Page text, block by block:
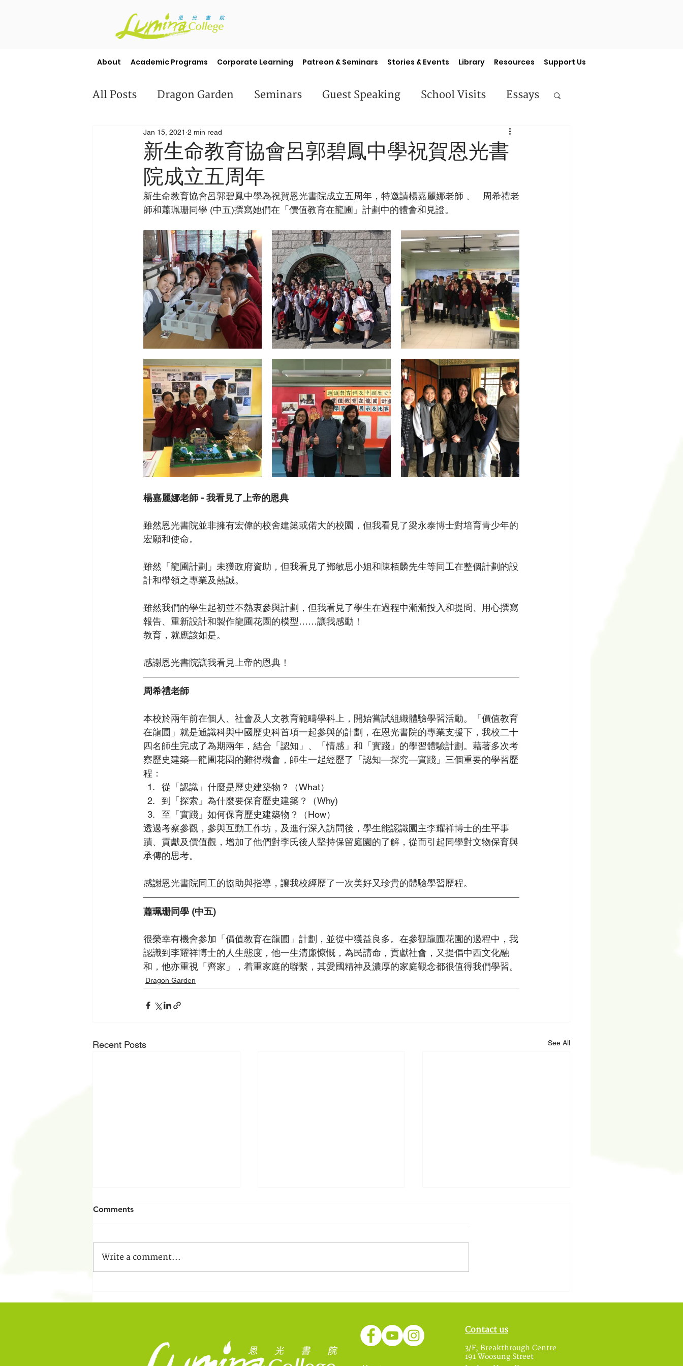
About Academic Programs Corporate Learning Patreon & Seminars Stories & Events Library Resources Support Us
All Posts Dragon Garden Seminars Guest Speaking School Visits Essays
Student Stories Sermon Series
新生命教育協會呂郭碧鳳中學祝賀恩光書
院成立五周年
Jan 15, 2021 2 min read
新生命教育協會呂郭碧鳳中學為祝賀恩光書院成立五周年，特邀請楊嘉麗娜老師 、   周希禮老
師和蕭珮珊同學 (中五)撰寫她們在「價值教育在龍圃」計劃中的體會和見證。
楊嘉麗娜老師 - 我看見了上帝的恩典
雖然恩光書院並非擁有宏偉的校舍建築或偌大的校園，但我看見了梁永泰博士對培育青少年的
宏願和使命。
雖然「龍圃計劃」未獲政府資助，但我看見了鄧敏思小姐和陳栢麟先生等同工在整個計劃的設
計和帶領之專業及熱誠。
雖然我們的學生起初並不熱衷參與計劃，但我看見了學生在過程中漸漸投入和提問、用心撰寫
報告、重新設計和製作龍圃花園的模型……讓我感動！
教育，就應該如是。
感謝恩光書院讓我看見上帝的恩典！
周希禮老師
本校於兩年前在個人、社會及人文教育範疇學科上，開始嘗試組織體驗學習活動。「價值教育
在龍圃」就是通識科與中國歷史科首項一起參與的計劃，在恩光書院的專業支援下，我校二十
四名師生完成了為期兩年，結合「認知」、「情感」和「實踐」的學習體驗計劃。藉著多次考
察歷史建築—龍圃花園的難得機會，師生一起經歷了「認知—探究—實踐」三個重要的學習歷
程：
從「認識」什麼是歷史建築物？（What）
到「探索」為什麼要保育歷史建築？（Why)
至「實踐」如何保育歷史建築物？（How）
透過考察參觀，參與互動工作坊，及進行深入訪問後，學生能認識園主李耀祥博士的生平事
蹟、貢獻及價值觀，增加了他們對李氏後人堅持保留庭園的了解，從而引起同學對文物保育與
承傳的思考。
感謝恩光書院同工的協助與指導，讓我校經歷了一次美好又珍貴的體驗學習歷程。
蕭珮珊同學 (中五)
很榮幸有機會參加「價值教育在龍圃」計劃，並從中獲益良多。在參觀龍圃花園的過程中，我
認識到李耀祥博士的人生態度，他一生清廉慷慨，為民請命，貢獻社會，又提倡中西文化融
和，他亦重視「齊家」，着重家庭的聯繫，其愛國精神及濃厚的家庭觀念都很值得我們學習。
Dragon Garden
Recent Posts See All
year partnership with
一遊龍圃花園 | Dragon
子》
Comments
Write a comment...
Contact us
3/F, Breakthrough Centre
191 Woosung Street